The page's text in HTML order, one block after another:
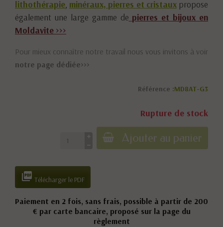
lithothérapie minéraux, pierres et cristauxpropose
également une large gamme de pierres et bijoux en
Moldavite >>>
Pour mieux connaître notre travail nous vous invitons à voir
notre page dédiée>>>
Référence :MD8AT-G3
Rupture de stock
Ajouter au panier
 Télécharger le PDF
Paiement en 2 fois, sans frais, possible à partir de 200
€ par carte bancaire, proposé sur la page du
règlement